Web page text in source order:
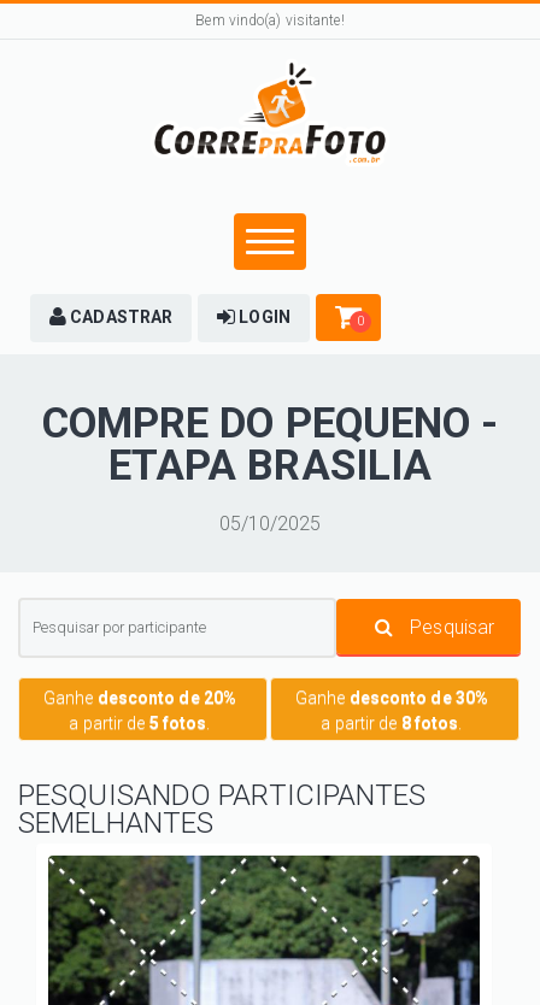
Bem vindo(a) visitante!
CADASTRAR LOGIN 0
COMPRE DO PEQUENO -
ETAPA BRASILIA
05/10/2025
Pesquisar
Ganhe desconto de 20%
a partir de 5 fotos
Ganhe desconto de 30%
a partir de 8 fotos
PESQUISANDO PARTICIPANTES
SEMELHANTES